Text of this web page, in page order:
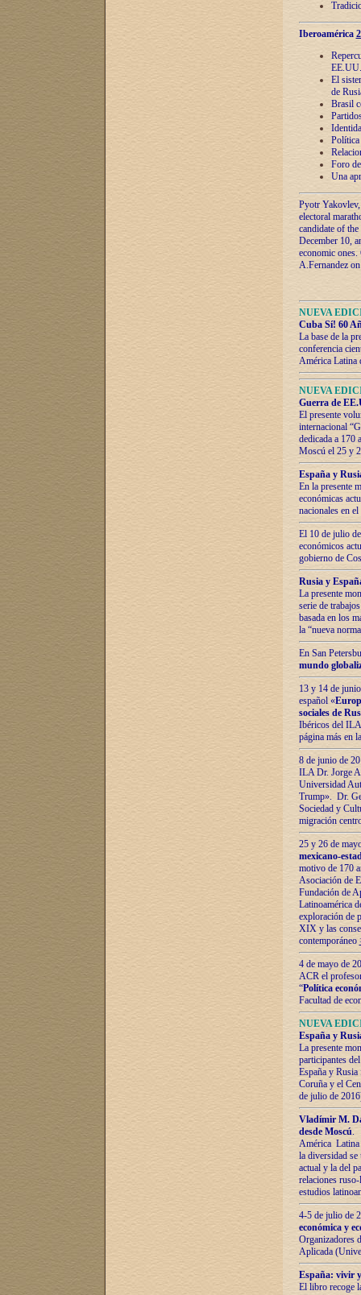
Iberoamérica
EE.UU.
El
de
Brasil
Política
Foro
Una
Pyotr
electoral
candidate of
December 10,
economic
A.Fernandez
NUEVA
Cuba Sí! 60
La base de la
conferencia
América Latina
NUEVA
Guerra de
El presente
internacional
dedicada a 170
Moscú el 25 y
España y
En la presente
económicas
nacionales en
El 10 de julio
económicos
gobierno de
Rusia y
La presente
serie de
basada en los
la “nueva
En San
mundo
13 y 14 de
español «
sociales de
Ibéricos del ILA
página más en
8 de junio de
ILA Dr. Jorge
Universidad
Trump». Dr.
Sociedad y
migración
25 y 26 de
mexicano-
motivo de 170
Asociación de
Fundación de
Latinoamérica
exploración de
XIX y las
contemporáneo
4 de mayo de
ACR el
“Política
Facultad de
NUEVA
España y
La presente
participantes
España y
Coruña y el
de julio de
Vladímir М.
desde Moscú.
América Latina
la diversidad
actual у lа del
relaciones
estudios
4-5 de julio de
económica y
Organizadores
Aplicada
España: vivir
El libro recoge